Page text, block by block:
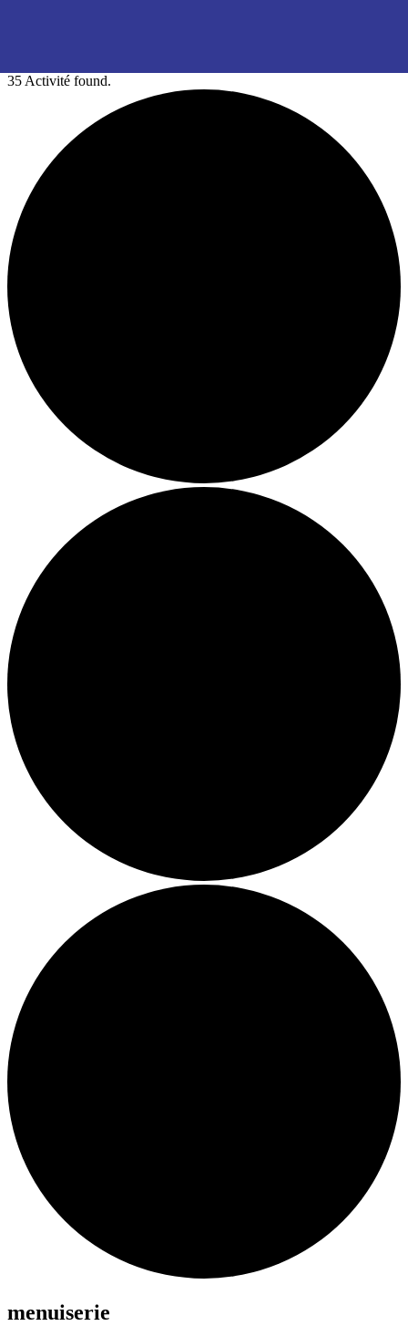
35 Activité found.
menuiserie